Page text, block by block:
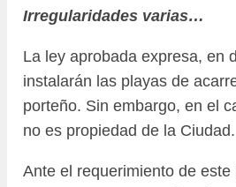
Irregularidades varias…
La ley aprobada expresa, en
instalarán las playas de
porteño. Sin embargo, en el
no es propiedad de la Ciudad.
Ante el requerimiento de